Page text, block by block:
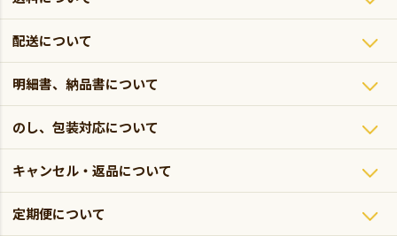
配送について
明細書、納品書について
のし、包装対応について
キャンセル・返品について
定期便について